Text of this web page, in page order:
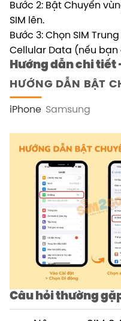
Bước 2: Bật Chuyển
SIM lên.
Bước 3: Chọn SIM
Cellular Data (nếu bạn
Hướng dẫn chi tiết
HƯỚNG DẪN BẬT
iPhone Samsung
Câu hỏi thường